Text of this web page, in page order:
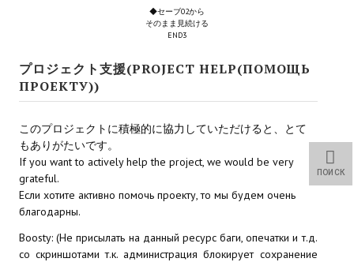
Небесный воин
Немного героев меча и магии
Расширенная версия Х3
REBalance
Работы Kuroneko
Doom 3 Remaster Fan Edition
◆セーブ02から
そのまま見続ける
END3
プロジェクト支援(PROJECT HELP(ПОМОЩЬ
ПРОЕКТУ))
このプロジェクトに積極的に協力していただけると、とて
もありがたいです。
If you want to actively help the project, we would be very
grateful.
Если хотите активно помочь проекту, то мы будем очень
благодарны.
Boosty: (Не присылать на данный ресурс баги, опечатки и т.д.
со скриншотами т.к. администрация блокирует сохранение
ПОИСК